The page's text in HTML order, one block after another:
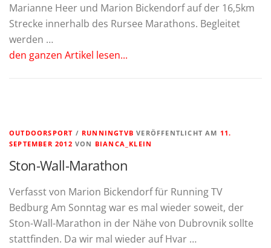
Marianne Heer und Marion Bickendorf auf der 16,5km
Strecke innerhalb des Rursee Marathons. Begleitet
werden …
den ganzen Artikel lesen...
OUTDOORSPORT / RUNNINGTVB VERÖFFENTLICHT AM 11.
SEPTEMBER 2012 VON BIANCA_KLEIN
Ston-Wall-Marathon
Verfasst von Marion Bickendorf für Running TV
Bedburg Am Sonntag war es mal wieder soweit, der
Ston-Wall-Marathon in der Nähe von Dubrovnik sollte
stattfinden. Da wir mal wieder auf Hvar …